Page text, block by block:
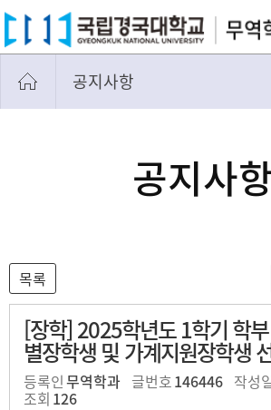
공지사항
공지사
[장학] 2025학년도 1학기 학
별장학생 및 가계지원장학생
등록인무역학과 글번호146446 작성
조회 126